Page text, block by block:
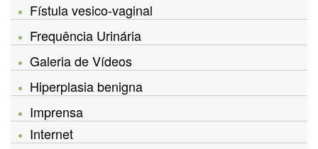
Fístula vesico-vaginal
Frequência Urinária
Galeria de Vídeos
Hiperplasia benigna
Imprensa
Internet